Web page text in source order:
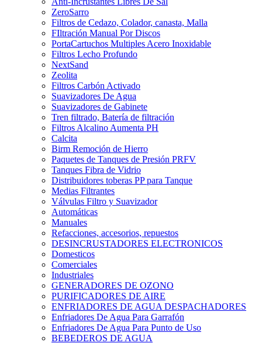
ZeroSarro
Filtros de Cedazo, Colador, canasta, Malla
FIltración Manual Por Discos
PortaCartuchos Multiples Acero Inoxidable
Filtros Lecho Profundo
NextSand
Zeolita
Filtros Carbón Activado
Suavizadores De Agua
Suavizadores de Gabinete
Tren filtrado, Batería de filtración
Filtros Alcalino Aumenta PH
Calcita
Birm Remoción de Hierro
Paquetes de Tanques de Presión PRFV
Tanques Fibra de Vidrio
Distribuidores toberas PP para Tanque
Medias Filtrantes
Válvulas Filtro y Suavizador
Automáticas
Manuales
Refacciones, accesorios, repuestos
DESINCRUSTADORES ELECTRONICOS
Domesticos
Comerciales
Industriales
GENERADORES DE OZONO
PURIFICADORES DE AIRE
ENFRIADORES DE AGUA DESPACHADORES
Enfriadores De Agua Para Garrafón
Enfriadores De Agua Para Punto de Uso
BEBEDEROS DE AGUA